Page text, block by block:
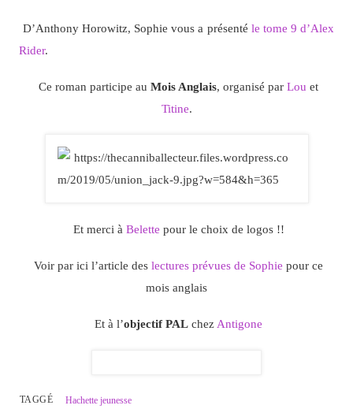
D’Anthony Horowitz, Sophie vous a présenté le tome 9 d’Alex
Rider.
Ce roman participe au Mois Anglais, organisé par Lou et
Titine.
Et merci à Belette pour le choix de logos !!
Voir par ici l’article des lectures prévues de Sophie pour ce
mois anglais
Et à l’objectif PAL chezAntigone
TAGGÉ Hachette jeunesse